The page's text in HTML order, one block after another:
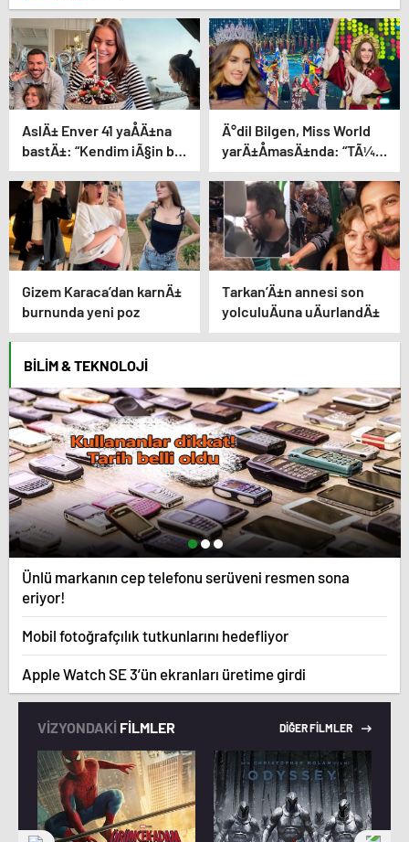
AslÄ± Enver 41 yaÅÄ±na
bastÄ±: “Kendim iÃ§in bir
dileÄim yok”
Ä°dil Bilgen, Miss World
yarÄ±ÅmasÄ±nda: “TÃ¼rk
bayraÄÄ±nÄ±
dalgalandÄ±rmak Ã§ok
Ã¶zeldi”
Gizem Karaca’dan karnÄ±
burnunda yeni poz
Tarkan’Ä±n annesi son
yolculuÄuna uÄurlandÄ±
BILIM & TEKNOLOJI
Ünlü markanın cep telefonu serüveni resmen sona
eriyor!
Mobil fotoğrafçılık tutkunlarını hedefliyor
Apple Watch SE 3’ün ekranları üretime girdi
VİZYONDAKİ FİLMLER DİĞER FİLMLER